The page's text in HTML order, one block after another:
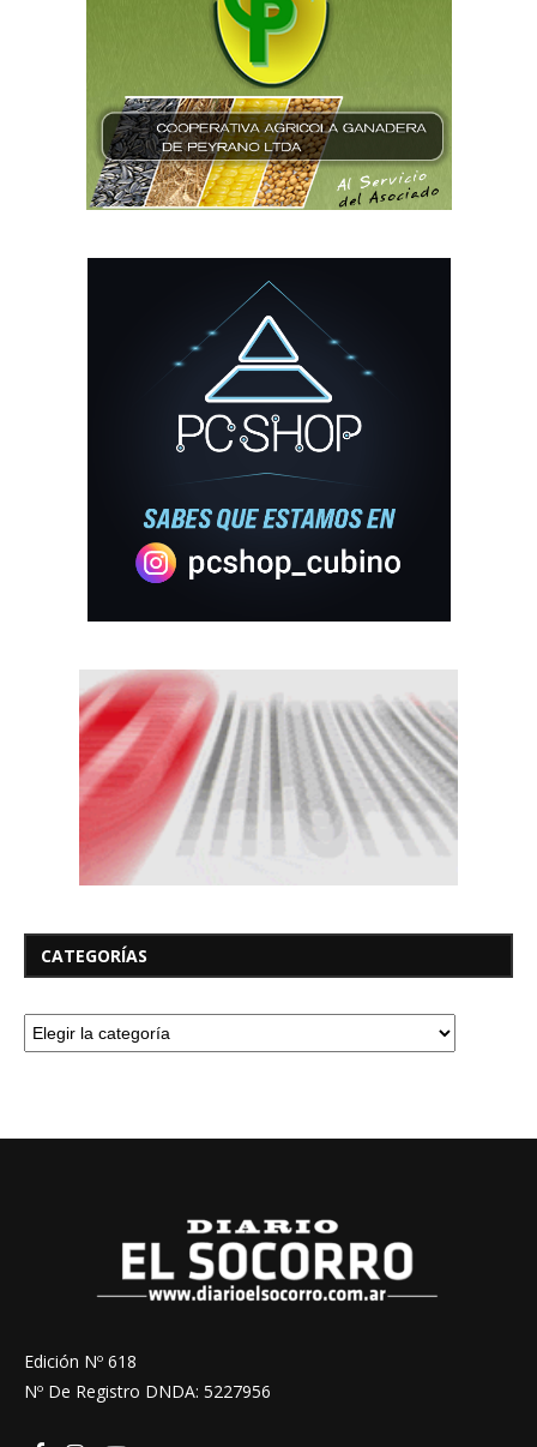
CATEGORÍAS
Edición Nº 618
Nº De Registro DNDA: 5227956